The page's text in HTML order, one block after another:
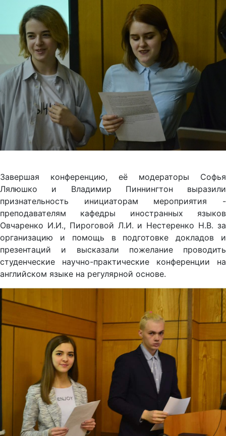
Завершая конференцию, её модераторы Софья
Лялюшко и Владимир Пиннингтон выразили
признательность инициаторам мероприятия -
преподавателям кафедры иностранных языков
Овчаренко И.И., Пироговой Л.И. и Нестеренко Н.В. за
организацию и помощь в подготовке докладов и
презентаций и высказали пожелание проводить
студенческие научно-практические конференции на
английском языке на регулярной основе.